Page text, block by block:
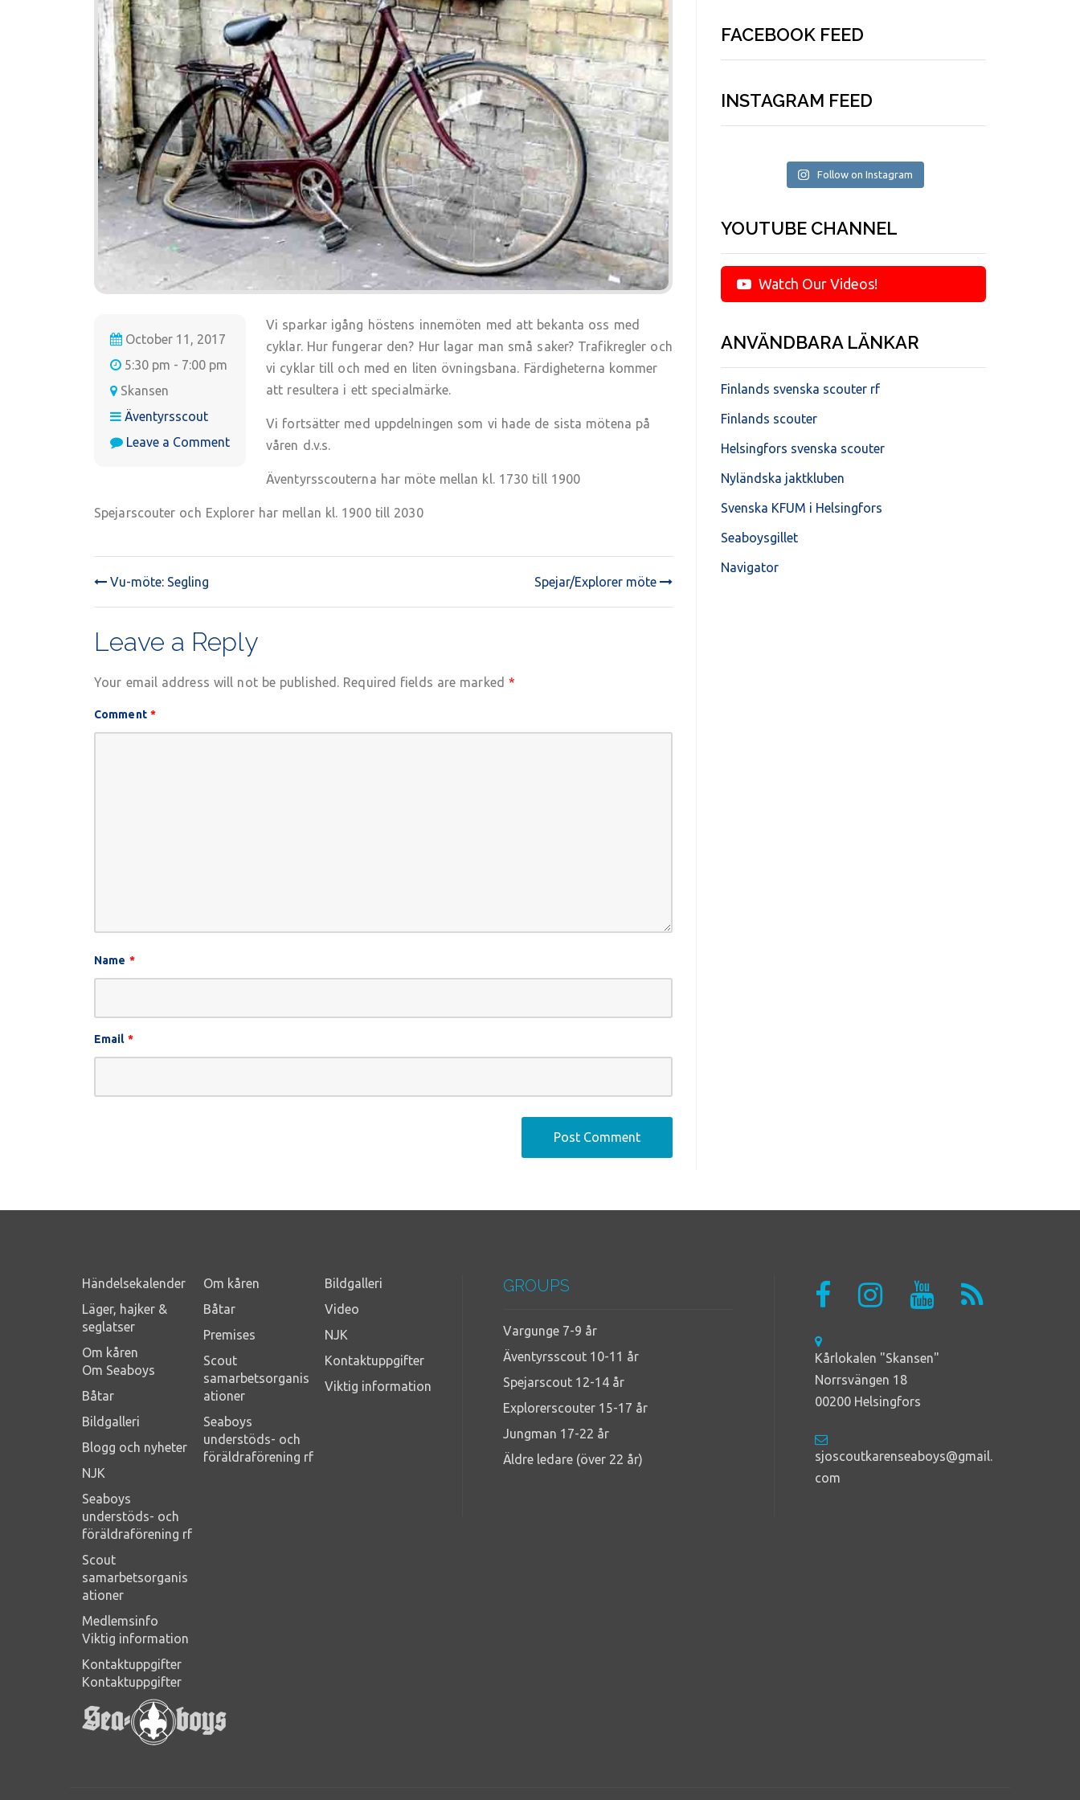
October 11, 2017
5:30 pm - 7:00 pm
Skansen
Äventyrsscout
Leave a Commenton
Vi sparkar igång höstens innemöten med att bekanta oss med
cyklar. Hur fungerar den? Hur lagar man små saker? Trafikregler och
vi cyklar till och med en liten övningsbana. Färdigheterna kommer
att resultera i ett specialmärke.
Vi fortsätter med uppdelningen som vi hade de sista mötena på
våren d.v.s.
Äventyrsscouterna har möte mellan kl. 1730 till 1900
Spejarscouter och Explorer har mellan kl. 1900 till 2030
POST
NAVIGATION
Vu-möte: Segling Spejar/Explorer möte
Leave a Reply
Your email address will not be published. Required fields are marked *
Comment *
Name *
Email *
FACEBOOK FEED
INSTAGRAM FEED
Follow on Instagram
YOUTUBE CHANNEL
Watch Our Videos!
ANVÄNDBARA LÄNKAR
Finlands svenska scouter rf
Finlands scouter
Helsingfors svenska scouter
Nyländska jaktkluben
Svenska KFUM i Helsingfors
Seaboysgillet
Navigator
Händelsekalender
Läger, hajker &
seglatser
Om kåren
Om Seaboys
Båtar
Bildgalleri
Blogg och nyheter
NJK
Seaboys
understöds- och
föräldraförening rf
Scout
samarbetsorganis
ationer
Medlemsinfo
Viktig information
Kontaktuppgifter
Kontaktuppgifter
Om kåren
Båtar
Premises
Scout
samarbetsorganis
ationer
Seaboys
understöds- och
föräldraförening rf
Bildgalleri
Video
NJK
Kontaktuppgifter
Viktig information
GROUPS
Vargunge 7-9 år
Äventyrsscout 10-11 år
Spejarscout 12-14 år
Explorerscouter 15-17 år
Jungman 17-22 år
Äldre ledare (över 22 år)
Kårlokalen "Skansen"
Norrsvängen 18
00200 Helsingfors
sjoscoutkarenseaboys@gmail.
com